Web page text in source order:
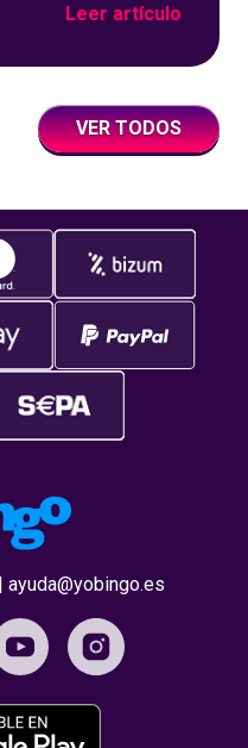
Leer artículo
VER TODOS
ayuda@yobingo.es